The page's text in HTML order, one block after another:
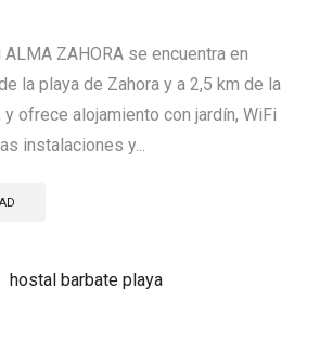
ZAHORA se encuentra en
la playa de Zahora y a 2,5 km de la
y ofrece alojamiento con jardín, WiFi
instalaciones y...